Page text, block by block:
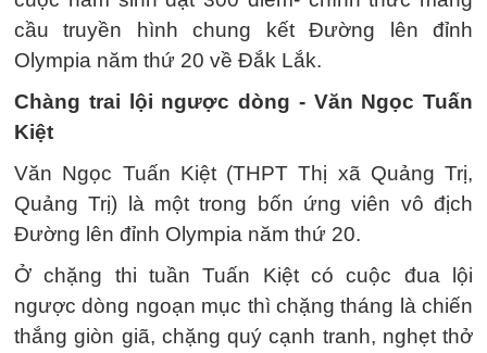
cầu truyền hình chung kết Đường lên đỉnh
Olympia năm thứ 20 về Đắk Lắk.
Chàng trai lội ngược dòng - Văn Ngọc Tuấn
Kiệt
Văn Ngọc Tuấn Kiệt (THPT Thị xã Quảng Trị,
Quảng Trị) là một trong bốn ứng viên vô địch
Đường lên đỉnh Olympia năm thứ 20.
Ở chặng thi tuần Tuấn Kiệt có cuộc đua lội
ngược dòng ngoạn mục thì chặng tháng là chiến
thắng giòn giã, chặng quý cạnh tranh, nghẹt thở